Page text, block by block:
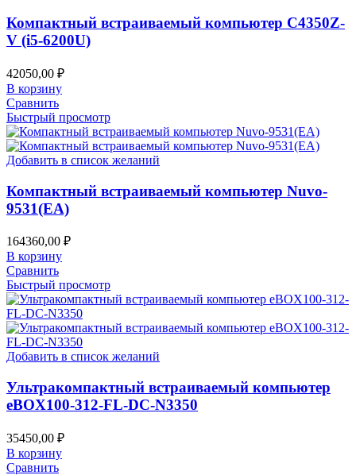
Компактный встраиваемый компьютер C4350Z-
V (i5-6200U)
42050,00 ₽
В корзину
Сравнить
Быстрый просмотр
Добавить в список желаний
Компактный встраиваемый компьютер Nuvo-
9531(EA)
164360,00 ₽
В корзину
Сравнить
Быстрый просмотр
Добавить в список желаний
Ультракомпактный встраиваемый компьютер
eBOX100-312-FL-DC-N3350
35450,00 ₽
В корзину
Сравнить